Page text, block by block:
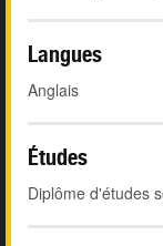
Langues
Anglais
Études
Diplôme d'études